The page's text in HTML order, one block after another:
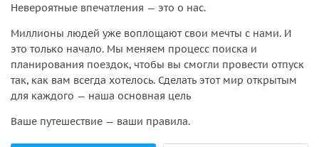
Невероятные впечатления — это о нас.
Миллионы людей уже воплощают свои мечты с нами. И
это только начало. Мы меняем процесс поиска и
планирования поездок, чтобы вы смогли провести отпуск
так, как вам всегда хотелось. Сделать этот мир открытым
для каждого — наша основная цель
Ваше путешествие — ваши правила.